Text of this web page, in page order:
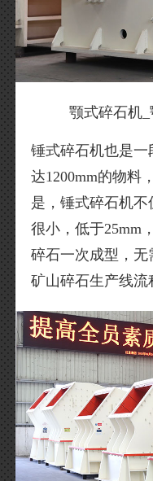
颚式碎石机
锤式碎石机也是
达1200mm的物料
是，锤式碎石机
很小，低于25mm
碎石一次成型，
矿山碎石生产线流